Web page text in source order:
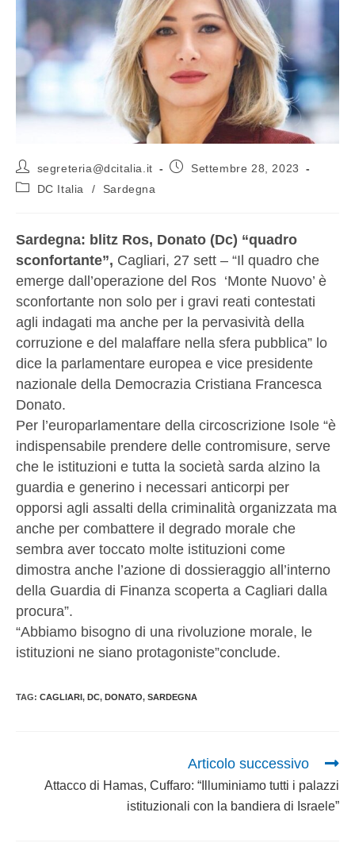
segreteria@dcitalia.it
Settembre 28, 2023
DC Italia
/ Sardegna
Sardegna: blitz Ros, Donato (Dc) “quadro
sconfortante”, Cagliari, 27 sett – “Il quadro che
emerge dall’operazione del Ros ‘Monte Nuovo’ è
sconfortante non solo per i gravi reati contestati
agli indagati ma anche per la pervasività della
corruzione e del malaffare nella sfera pubblica” lo
dice la parlamentare europea e vice presidente
nazionale della Democrazia Cristiana Francesca
Donato.
Per l’europarlamentare della circoscrizione Isole “è
indispensabile prendere delle contromisure, serve
che le istituzioni e tutta la società sarda alzino la
guardia e generino i necessari anticorpi per
opporsi agli assalti della criminalità organizzata ma
anche per combattere il degrado morale che
sembra aver toccato molte istituzioni come
dimostra anche l’azione di dossieraggio all’interno
della Guardia di Finanza scoperta a Cagliari dalla
procura”.
“Abbiamo bisogno di una rivoluzione morale, le
istituzioni ne siano protagoniste”conclude.
TAG: CAGLIARI, DC, DONATO, SARDEGNA
Articolo successivo
Attacco di Hamas, Cuffaro: “Illuminiamo tutti i palazzi
istituzionali con la bandiera di Israele”